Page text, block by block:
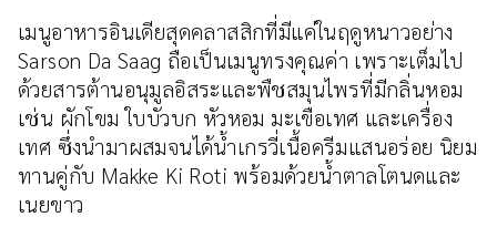
เมนูอาหารอินเดียสุดคลาสสิกที่มีแค่ในฤดูหนาวอย่าง
Sarson Da Saag ถือเป็นเมนูทรงคุณค่า เพราะเต็มไป
ด้วยสารต้านอนุมูลอิสระและพืชสมุนไพรที่มีกลิ่นหอม
เช่น ผักโขม ใบบัวบก หัวหอม มะเขือเทศ และเครื่อง
เทศ ซึ่งนำมาผสมจนได้น้ำเกรวี่เนื้อครีมแสนอร่อย นิยม
ทานคู่กับ Makke Ki Roti พร้อมด้วยน้ำตาลโตนดและ
เนยขาว